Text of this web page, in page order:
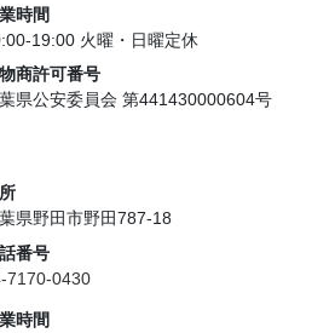
時間
19:00 火曜・日曜定休
商許可番号
県公安委員会 第441430000604号
県野田市野田787-18
番号
7170-0430
時間